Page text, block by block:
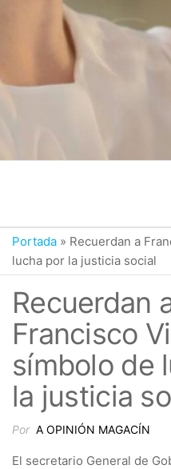
Portada » Recuerdan a
lucha por la justicia social
Recuerdan
Francisco
símbolo de
la justicia
Por A OPINIÓN MAGACÍN
El secretario General de